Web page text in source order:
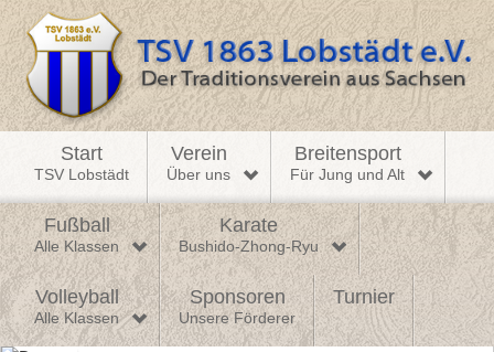
Start
TSV Lobstädt
Verein
Über uns
Breitensport
Für Jung und Alt
Fußball
Alle Klassen
Karate
Bushido-Zhong-Ryu
Volleyball
Alle Klassen
Sponsoren
Unsere Förderer
Turnier